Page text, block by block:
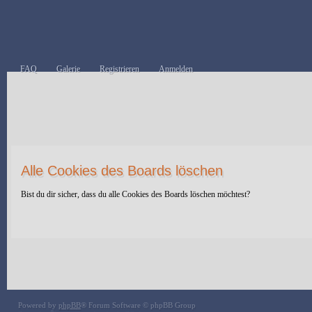
FAQ Galerie Registrieren Anmelden
Alle Cookies des Boards löschen
Bist du dir sicher, dass du alle Cookies des Boards löschen möchtest?
Powered by phpBB® Forum Software © phpBB Group